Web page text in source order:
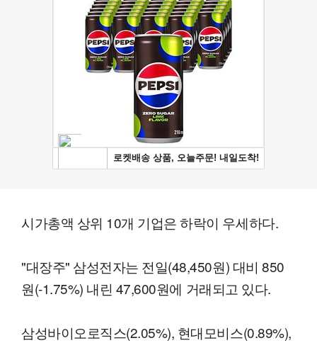
시가총액 상위 10개 기업은 하락이 우세하다.
"대장주" 삼성전자는 전일(48,450원) 대비 850
원(-1.75%) 내린 47,600원에 거래되고 있다.
삼성바이오로직스(2.05%), 현대모비스(0.89%),